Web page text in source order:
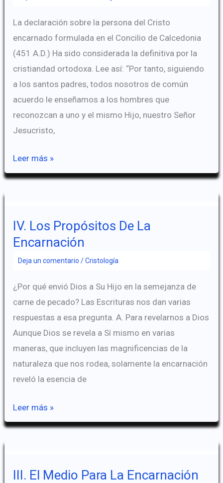
La declaración sobre la persona del Cristo
encarnado formulada en el Concilio de Calcedonia
(451 A.D.) Ha sido considerada la definitiva por la
cristiandad ortodoxa. Lee así: “Por tanto, siguiendo
a los santos padres, todos nosotros de común
acuerdo le enseñamos a los hombres que
reconozcan a uno y el mismo Hijo, nuestro Señor
Jesucristo,
La
Persona
Encarnado
Leer más »
IV. Los Propósitos De La
Encarnación
Deja un comentario /Cristología
¿Por qué envió Dios a Su Hijo en la semejanza de
carne de pecado? Las Escrituras nos dan varias
respuestas a esa pregunta. A. Para revelarnos a Dios
Aunque Dios se revela a Sí mismo en varias
maneras, que incluyen las magnificencias de la
naturaleza que nos rodea, solamente la encarnación
reveló la esencia de
IV.
Los
La
Leer más »
III. El Medio Para La Encarnación